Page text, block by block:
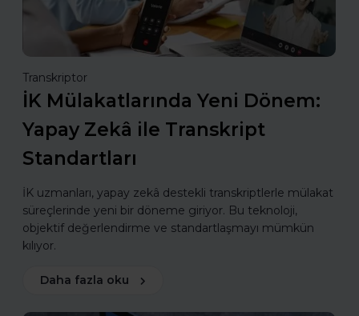
Transkriptor
İK Mülakatlarında Yeni Dönem:
Yapay Zekâ ile Transkript
Standartları
İK uzmanları, yapay zekâ destekli transkriptlerle mülakat
süreçlerinde yeni bir döneme giriyor. Bu teknoloji,
objektif değerlendirme ve standartlaşmayı mümkün
kılıyor.
Daha fazla oku